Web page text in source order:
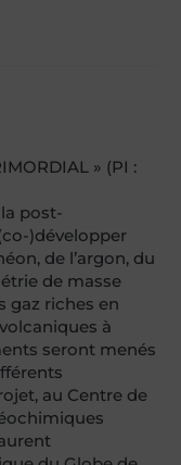
» (PI :
post-
)développer
de l’argon, du
de masse
gaz riches en
à
seront menés
au Centre de